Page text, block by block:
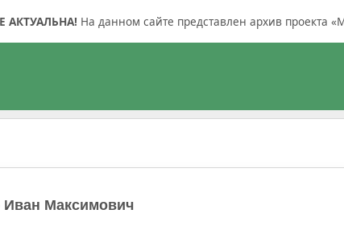
На данном сайте представлен архив проекта
Иван Максимович